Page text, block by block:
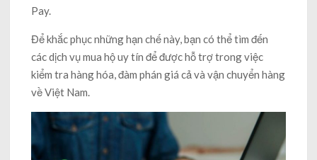
Pay.
Để khắc phục những hạn chế này, bạn có thể tìm đến
các dịch vụ mua hộ uy tín để được hỗ trợ trong việc
kiểm tra hàng hóa, đàm phán giá cả và vận chuyển hàng
về Việt Nam.